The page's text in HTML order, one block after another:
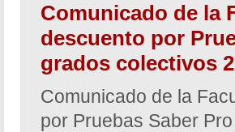
Comunicado de la
descuento por
grados colectivos
Comunicado de la
por Pruebas Saber